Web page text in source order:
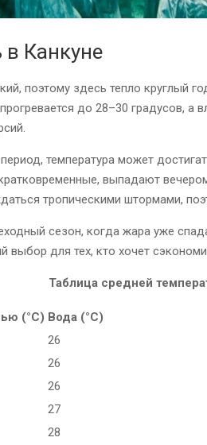
в Канкуне
поэтому здесь тепло круглый
до 28–30 градусов,
температура может
выпадают
тропическими штормами,
сезон, когда жара уже
выбор для тех, кто хочет
Таблица средней
(°C) Вода (°C)
26
26
26
27
28